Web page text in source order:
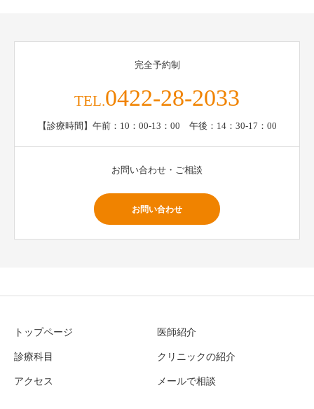
完全予約制
TEL.0422-28-2033
【診療時間】午前：10：00-13：00 午後：14：30-17：00
お問い合わせ・ご相談
お問い合わせ
トップページ 医師紹介
診療科目 クリニックの紹介
アクセス メールで相談